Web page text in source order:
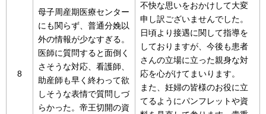
8
母子周産期医療センター
にも関らず、普通分娩以
外の情報が少なすぎる。
医師に質問すると面倒く
さそうな対応、看護師、
助産師も早く終わって欲
しそうな表情で質問しづ
らかった。帝王切開の資
不快な思いをおかけして大変
申し訳ございませんでした。
日頃より接遇に関して指導を
しておりますが、今後も患者
さんの立場に立った親身な対
応を心がけてまいります。
また、妊婦の皆様のお役に立
てるようにパンフレットや資